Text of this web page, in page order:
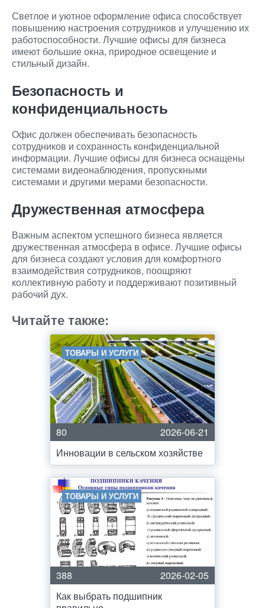
Светлое и уютное оформление офиса способствует
повышению настроения сотрудников и улучшению их
работоспособности. Лучшие офисы для бизнеса
имеют большие окна, природное освещение и
стильный дизайн.
Безопасность и
конфиденциальность
Офис должен обеспечивать безопасность
сотрудников и сохранность конфиденциальной
информации. Лучшие офисы для бизнеса оснащены
системами видеонаблюдения, пропускными
системами и другими мерами безопасности.
Дружественная атмосфера
Важным аспектом успешного бизнеса является
дружественная атмосфера в офисе. Лучшие офисы
для бизнеса создают условия для комфортного
взаимодействия сотрудников, поощряют
коллективную работу и поддерживают позитивный
рабочий дух.
Читайте также:
ТОВАРЫ И УСЛУГИ
80
2026-06-21
Инновации в сельском хозяйстве
ТОВАРЫ И УСЛУГИ
388
2026-02-05
Как выбрать подшипник